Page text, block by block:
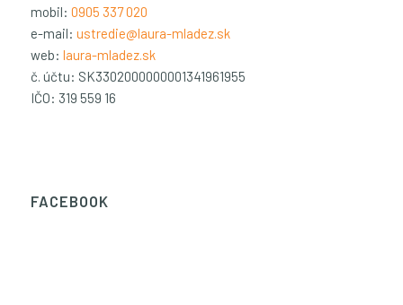
mobil: 0905 337 020
e-mail: ustredie@laura-mladez.sk
web: laura-mladez.sk
č. účtu: SK3302000000001341961955
IČO: 319 559 16
FACEBOOK